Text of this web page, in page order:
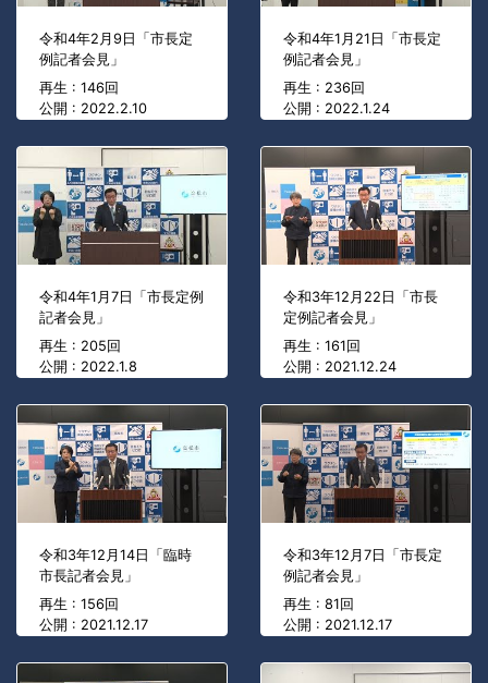
令和4年2月9日「市長定
例記者会見」
再生 : 146回
公開 : 2022.2.10
令和4年1月21日「市長定
例記者会見」
再生 : 236回
公開 : 2022.1.24
令和4年1月7日「市長定例
記者会見」
再生 : 205回
公開 : 2022.1.8
令和3年12月22日「市長
定例記者会見」
再生 : 161回
公開 : 2021.12.24
令和3年12月14日「臨時
市長記者会見」
再生 : 156回
公開 : 2021.12.17
令和3年12月7日「市長定
例記者会見」
再生 : 81回
公開 : 2021.12.17